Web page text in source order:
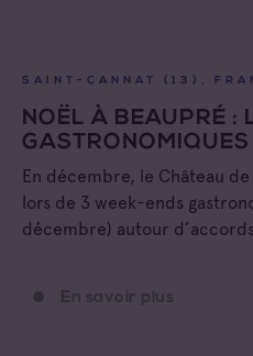
SAINT-CANNAT (13),
NOËL À BEAUPRÉ :
GASTRONOMIQUES
En décembre, le Château
lors de 3 week-ends
décembre) autour
En savoir plus